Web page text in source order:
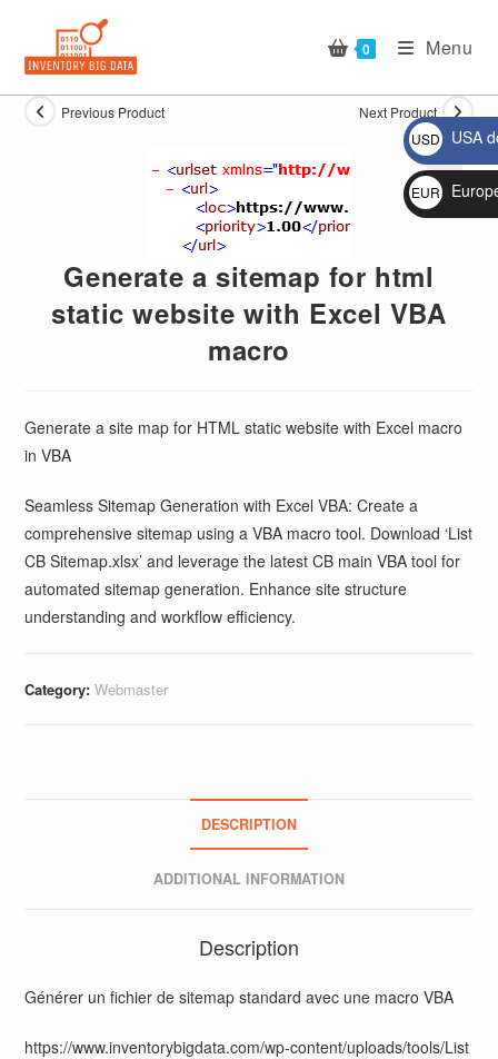
content
0 Menu
Previous Product Next Product
🔍
Generate a sitemap for html
static website with Excel VBA
macro
Generate a site map for HTML static website with Excel macro
in VBA
Seamless Sitemap Generation with Excel VBA: Create a
comprehensive sitemap using a VBA macro tool. Download ‘List
CB Sitemap.xlsx’ and leverage the latest CB main VBA tool for
automated sitemap generation. Enhance site structure
understanding and workflow efficiency.
Category:Webmaster
DESCRIPTION
ADDITIONAL INFORMATION
Description
Générer un fichier de sitemap standard avec une macro VBA
https://www.inventorybigdata.com/wp-content/uploads/tools/List
USD
$
USA
EUR
€